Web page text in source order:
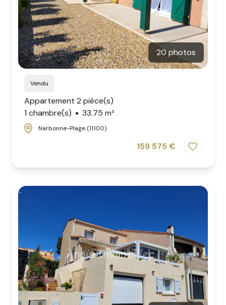
20 photos
Vendu
Appartement 2 pièce(s)
1 chambre(s)
33.75 m²
Narbonne-Plage (11100)
159 575 €